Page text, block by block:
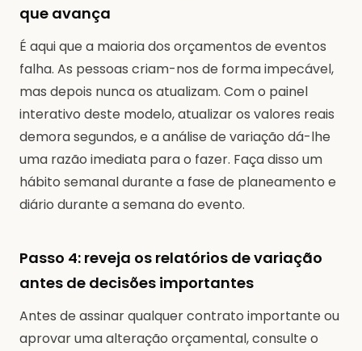
que avança
É aqui que a maioria dos orçamentos de eventos
falha. As pessoas criam-nos de forma impecável,
mas depois nunca os atualizam. Com o painel
interativo deste modelo, atualizar os valores reais
demora segundos, e a análise de variação dá-lhe
uma razão imediata para o fazer. Faça disso um
hábito semanal durante a fase de planeamento e
diário durante a semana do evento.
Passo 4: reveja os relatórios de variação
antes de decisões importantes
Antes de assinar qualquer contrato importante ou
aprovar uma alteração orçamental, consulte o